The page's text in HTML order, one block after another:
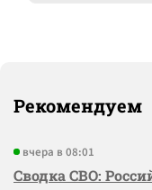
Рекомендуем
вчера в 08:01
Сводка СВО: